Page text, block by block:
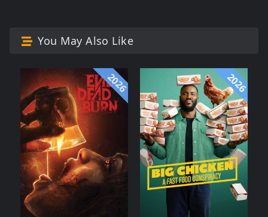
You May Also Like
2026 2026